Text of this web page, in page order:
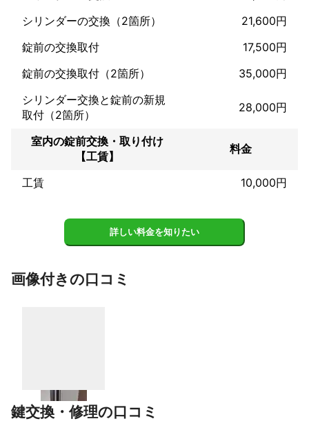
防犯設備士や、厚生労働大臣認定の錠施工技師1級資格者が在籍し
資格に裏付けされた豊富な専門知識を持ったスタッフが、適切な
シリンダーの交換（2箇所）
21,600円
錠前の交換取付
17,500円
錠前の交換取付（2箇所）
35,000円
シリンダー交換と錠前の新規
取付（2箇所）
28,000円
室内の錠前交換・取り付け
【工賃】
料金
工賃 10,000円
詳しい料金を知りたい
画像付きの口コミ
鍵交換・修理の口コミ